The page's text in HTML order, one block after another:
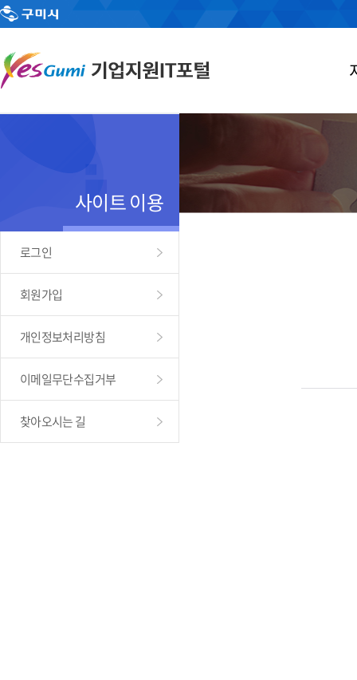
사이트 이용
로그인
회원가입
개인정보처리방침
이메일무단수집거부
찾아오시는 길